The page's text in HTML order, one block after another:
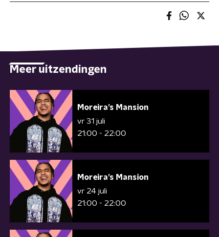
Meer uitzendingen
Moreira’s Mansion
vr 31 juli
21:00 - 22:00
Moreira’s Mansion
vr 24 juli
21:00 - 22:00